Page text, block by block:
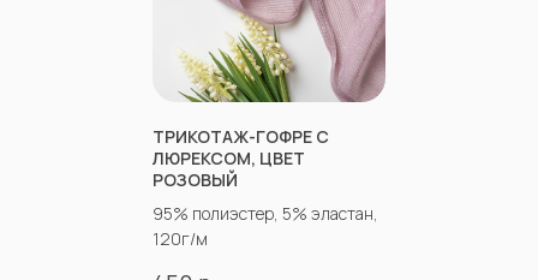
ТРИКОТАЖ-ГОФРЕ С
ЛЮРЕКСОМ, ЦВЕТ
РОЗОВЫЙ
95% полиэстер, 5% эластан,
120г/м
Оптово-розничный
магазин тканей
ИП Вакульчик Мария Олеговна